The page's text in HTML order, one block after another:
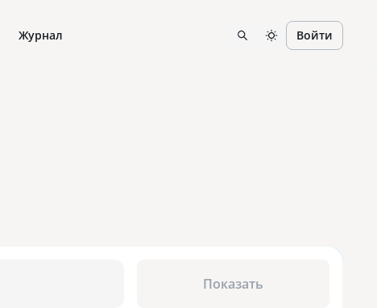
Журнал Войти
Показать